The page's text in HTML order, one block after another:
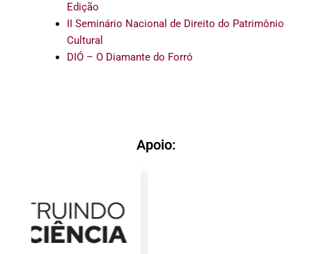
Edição
II Seminário Nacional de Direito do Patrimônio
Cultural
DIÓ – O Diamante do Forró
Apoio: